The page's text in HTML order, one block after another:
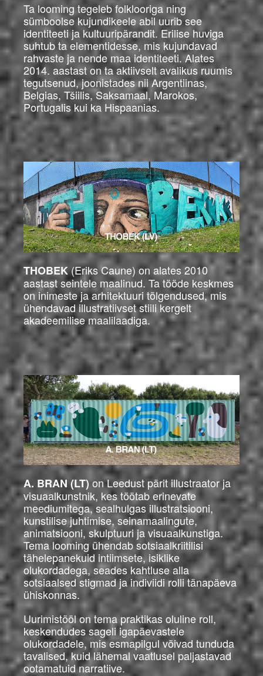
Ta looming tegeleb folklooriga ning
sümboolse kujundikeele abil uurib see
identiteeti ja kultuuripärandit. Erilise huviga
suhtub ta elementidesse, mis kujundavad
rahvaste ja nende maa identiteeti. Alates
2014. aastast on ta aktiivselt avalikus ruumis
tegutsenud, joonistades nii Argentiinas,
Belgias, Tšiilis, Saksamaal, Marokos,
Portugalis kui ka Hispaanias.
THOBEK(Eriks Caune) on alates 2010
aastast seintele maalinud. Ta tööde keskmes
on inimeste ja arhitektuuri tõlgendused, mis
ühendavad illustratiivset stiili kergelt
akadeemilise maalilaadiga.
A. BRAN (LT)on Leedust pärit illustraator ja
visuaalkunstnik, kes töötab erinevate
meediumitega, sealhulgas illustratsiooni,
kunstilise juhtimise, seinamaalingute,
animatsiooni, skulptuuri ja visuaalkunstiga.
Tema looming ühendab sotsiaalkriitilisi
tähelepanekuid intiimsete, isiklike
olukordadega, seades kahtluse alla
sotsiaalsed stigmad ja indiviidi rolli tänapäeva
ühiskonnas.
Uurimistööl on tema praktikas oluline roll,
keskendudes sageli igapäevastele
olukordadele, mis esmapilgul võivad tunduda
tavalised, kuid lähemal vaatlusel paljastavad
ootamatuid narratiive.